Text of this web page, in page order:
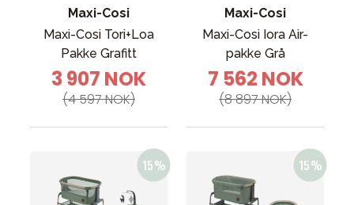
Maxi-Cosi
Maxi-Cosi Tori+Loa
Pakke Grafitt
3 907 NOK
(4 597 NOK)
Maxi-Cosi
Maxi-Cosi Iora Air-
pakke Grå
7 562 NOK
(8 897 NOK)
Tips om gaver
Våre favoritter
Varemerker
Sol og bading
Veiledning